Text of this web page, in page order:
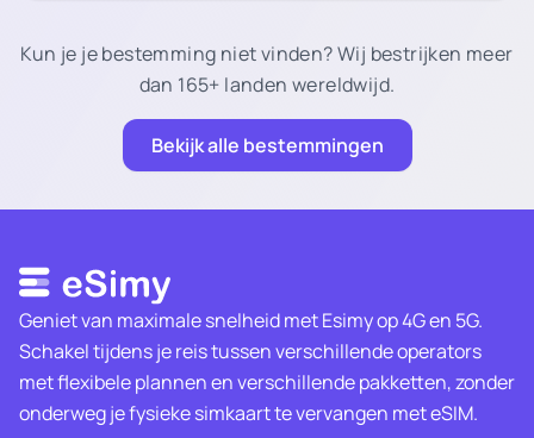
Kun je je bestemming niet vinden? Wij bestrijken meer
dan 165+ landen wereldwijd.
Bekijk alle bestemmingen
Geniet van maximale snelheid met Esimy op 4G en 5G.
Schakel tijdens je reis tussen verschillende operators
met flexibele plannen en verschillende pakketten, zonder
onderweg je fysieke simkaart te vervangen met eSIM.